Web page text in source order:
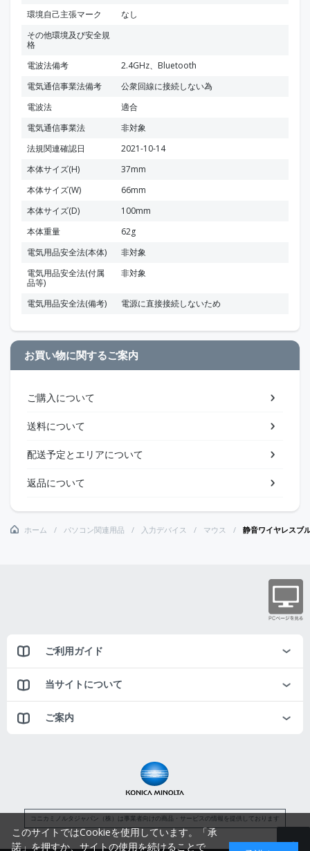
環境自己主張マーク
なし
その他環境及び安全規
格
電波法備考
2.4GHz、Bluetooth
電気通信事業法備考
公衆回線に接続しない為
電波法
適合
電気通信事業法
非対象
法規関連確認日
2021-10-14
本体サイズ(H)
37mm
本体サイズ(W)
66mm
本体サイズ(D)
100mm
本体重量
62g
電気用品安全法(本体)
非対象
電気用品安全法(付属
品等)
非対象
電気用品安全法(備考) 電源に直接接続しないため
お買い物に関するご案内
ご購入について
送料について
配送予定とエリアについて
返品について
ホーム パソコン関連用品 入力デバイス マウス 静音ワイヤレスブ
ご利用ガイド
当サイトについて
ご案内
コニカミノルタジャパン（株）は事業者向けの商品・サービスの情報を提供しております
このサイトではCookieを使用しています。「承
諾」を押すか、サイトの使用を続けることで